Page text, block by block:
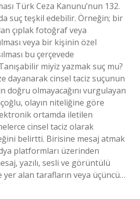
Türk Ceza Kanunu’nun 132.
suç teşkil edebilir. Örneğin; bir
çıplak fotoğraf veya
veya bir kişinin özel
bu çerçevede
miyiz yazmak suç mu?
dayanarak cinsel taciz suçunun
doğru olmayacağını vurgulayan
olayın niteliğine göre
ortamda iletilen
cinsel taciz olarak
belirtti. Birisine mesaj atmak
platformları üzerinden
yazılı, sesli ve görüntülü
alan tarafların veya üçüncü…